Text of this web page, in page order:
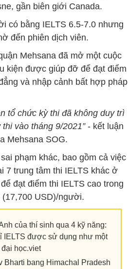
gần biên giới Canada.
có bằng IELTS 6.5-7.0 nhưng
đến phiên dịch viên.
Mehsana đã mở một cuộc
kiện được giúp đỡ để đạt điểm
và nhập cảnh bất hợp pháp
tổ chức kỳ thi đã không duy trì
vào tháng 9/2021”- kết luận
Mehsana SOG.
phạm khác, bao gồm cả việc
7 trung tâm thi IELTS khác ở
đạt điểm thi IELTS cao trong
(17,700 USD)/người.
của thí sinh qua 4 kỹ năng:
IELTS được sử dụng như một
học.viet
Bharti bang Himachal Pradesh